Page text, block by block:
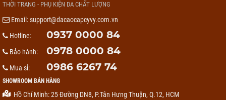
THỜI TRANG - PHỤ KIỆN DA CHẤT LƯỢNG
Email:support@dacaocapcyvy.com.vn
Hotline:
0937 0000 84
Bảo hành: 0978 0000 84
Mua sỉ: 0986 6267 74
SHOWROOM BÁN HÀNG
Hồ Chí Minh: 25 Đường DN8, P.Tân Hưng Thuận, Q.12, HCM